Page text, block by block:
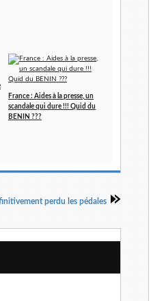
France : Aides à la presse, un
scandale qui dure !!! Quid du
BENIN ???
perdu les pédales